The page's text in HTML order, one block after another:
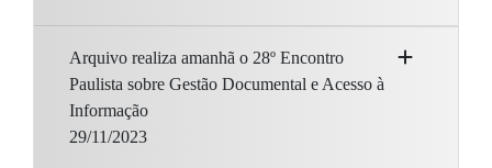
Arquivo realiza amanhã o 28º Encontro
Paulista sobre Gestão Documental e Acesso à
Informação
29/11/2023